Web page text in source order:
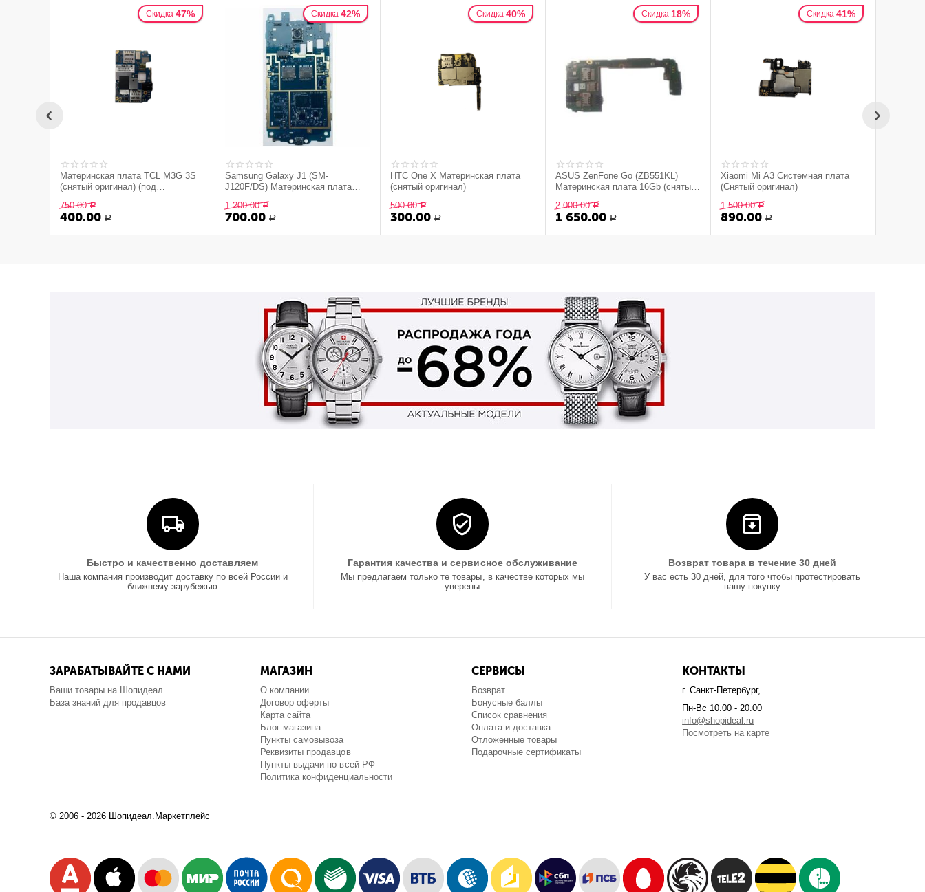
Скидка 47%
Материнская плата TCL M3G 3S
(снятый оригинал) (под
750.00 Р
400.00 Р
Скидка 42%
Samsung Galaxy J1 (SM-
J120F/DS) Материнская плата
1 200.00 Р
700.00 Р
Скидка 40%
HTC One X Материнская плата
(cнятый оригинал)
500.00 Р
300.00 Р
Скидка 18%
ASUS ZenFone Go (‏ZB551KL)
Материнская плата 16Gb (снятый
2 000.00 Р
1 650.00 Р
Скидка 41%
Xiaomi Mi A3 Системная плата
(Снятый оригинал)
1 500.00 Р
890.00 Р
Быстро и качественно доставляем
Наша компания производит доставку по всей России и
ближнему зарубежью
Гарантия качества и сервисное обслуживание
Мы предлагаем только те товары, в качестве которых мы
уверены
Возврат товара в течение 30 дней
У вас есть 30 дней, для того чтобы протестировать
вашу покупку
ЗАРАБАТЫВАЙТЕ С НАМИ
Ваши товары на Шопидеал
База знаний для продавцов
МАГАЗИН
О компании
Договор оферты
Карта сайта
Блог магазина
Пункты самовывоза
Реквизиты продавцов
Пункты выдачи по всей РФ
Политика конфиденциальности
СЕРВИСЫ
Возврат
Бонусные баллы
Список сравнения
Оплата и доставка
Отложенные товары
Подарочные сертификаты
КОНТАКТЫ
г. Санкт-Петербург,
Пн-Вс 10.00 - 20.00
info@shopideal.ru
Посмотреть на карте
© 2006 - 2026 Шопидеал.Маркетплейс